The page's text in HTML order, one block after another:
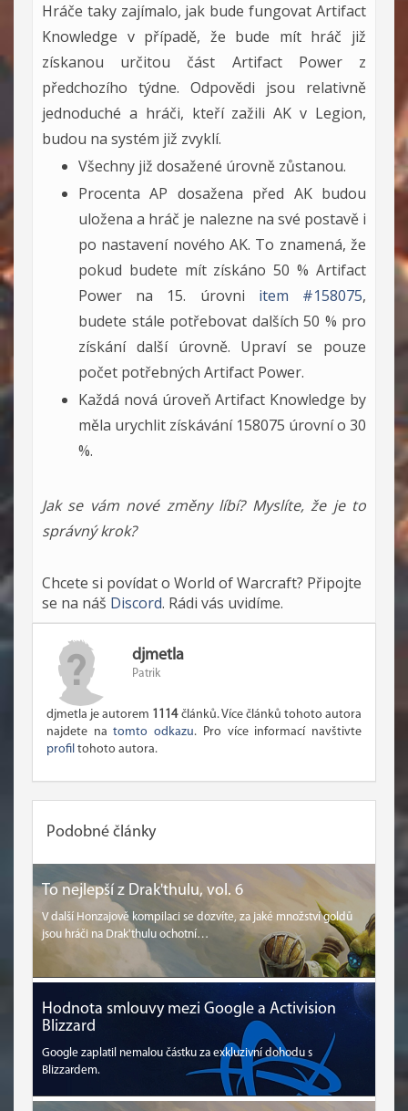
Hráče taky zajímalo, jak bude fungovat Artifact
Knowledge v případě, že bude mít hráč již
získanou určitou část Artifact Power z
předchozího týdne. Odpovědi jsou relativně
jednoduché a hráči, kteří zažili AK v Legion,
budou na systém již zvyklí.
Všechny již dosažené úrovně zůstanou.
Procenta AP dosažena před AK budou
uložena a hráč je nalezne na své postavě i
po nastavení nového AK. To znamená, že
pokud budete mít získáno 50 % Artifact
Power na 15. úrovni item #158075,
budete stále potřebovat dalších 50 % pro
získání další úrovně. Upraví se pouze
počet potřebných Artifact Power.
Každá nová úroveň Artifact Knowledge by
měla urychlit získávání 158075 úrovní o 30
%.
Jak se vám nové změny líbí? Myslíte, že je to
správný krok?
Chcete si povídat o World of Warcraft? Připojte
se na náš Discord. Rádi vás uvidíme.
djmetla
Patrik
djmetla je autorem 1114článků. Více článků tohoto autora
najdete natomto odkazu. Pro více informací navštivte
profil tohoto autora.
Podobné články
To nejlepší z Drak'thulu, vol. 6
V další Honzajově kompilaci se dozvíte, za jaké množství goldů
jsou hráči na Drak'thulu ochotní…
Hodnota smlouvy mezi Google a Activision
Blizzard
Google zaplatil nemalou částku za exkluzivní dohodu s
Blizzardem.